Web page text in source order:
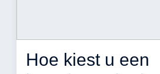
Hoe kiest u een